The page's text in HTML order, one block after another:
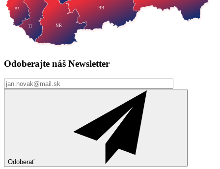
TT NR
BB
BA
Odoberajte náš Newsletter
Odoberať